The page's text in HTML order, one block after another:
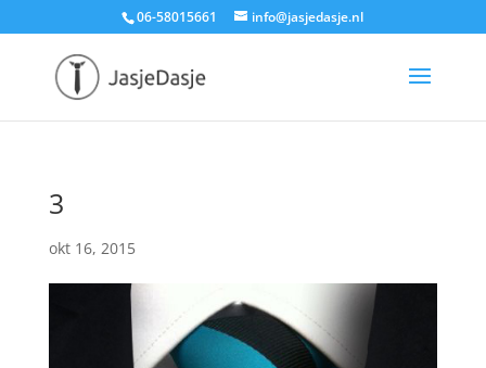
06-58015661 info@jasjedasje.nl
3
okt 16, 2015